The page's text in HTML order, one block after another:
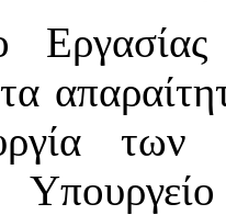
των